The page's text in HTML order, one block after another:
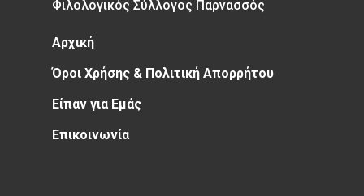
Φιλολογικός Σύλλογος Παρνασσός
Αρχική
Όροι Χρήσης & Πολιτική Απορρήτου
Είπαν για Εμάς
Επικοινωνία